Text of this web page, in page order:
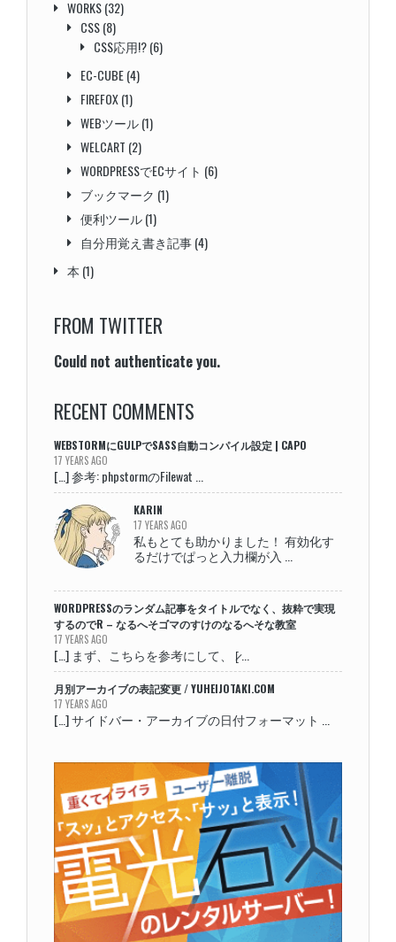
WORKS(32)
CSS(8)
CSS応用!?(6)
EC-CUBE(4)
FIREFOX(1)
WEBツール(1)
WELCART (2)
WORDPRESSでECサイト (6)
ブックマーク (1)
便利ツール(1)
自分用覚え書き記事(4)
本 (1)
FROM TWITTER
Could not authenticate you.
RECENT COMMENTS
WEBSTORMにGULPでSASS自動コンパイル設定 | CAPO
17 YEARS AGO
[…] 参考: phpstormのFilewat ...
KARIN
17 YEARS AGO
私もとても助かりました！ 有効化す
るだけでぱっと入力欄が入 ...
WORDPRESSのランダム記事をタイトルでなく、抜粋で実現
するのでR – なるへそゴマのすけのなるへそな教室
17 YEARS AGO
[…] まず、こちらを参考にして、 [̷ ...
月別アーカイブの表記変更 / YUHEIJOTAKI.COM
17 YEARS AGO
[…] サイドバー・アーカイブの日付フォーマット ...